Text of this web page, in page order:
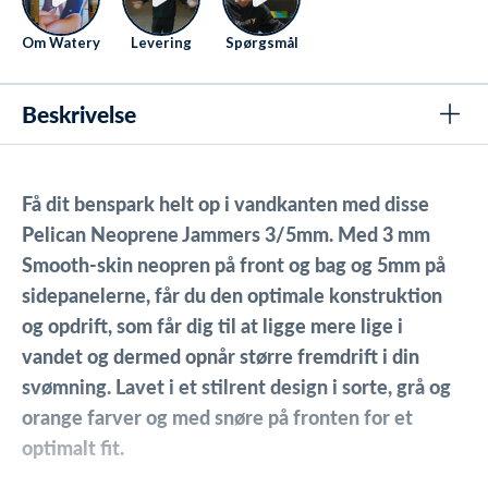
Om Watery Levering Spørgsmål
Beskrivelse
Få dit benspark helt op i vandkanten med disse
Pelican Neoprene Jammers 3/5mm. Med 3 mm
Smooth-skin neopren på front og bag og 5mm på
sidepanelerne, får du den optimale konstruktion
og opdrift, som får dig til at ligge mere lige i
vandet og dermed opnår større fremdrift i din
svømning. Lavet i et stilrent design i sorte, grå og
orange farver og med snøre på fronten for et
optimalt fit.